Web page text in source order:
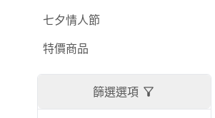
-
安娜貝爾繡球花
- 日本繡球花
- 重瓣繡球花
其他繡球花
七夕情人節
特價商品
篩選選項